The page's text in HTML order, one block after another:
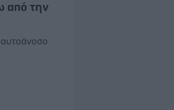
από την
αυτοάνοσο